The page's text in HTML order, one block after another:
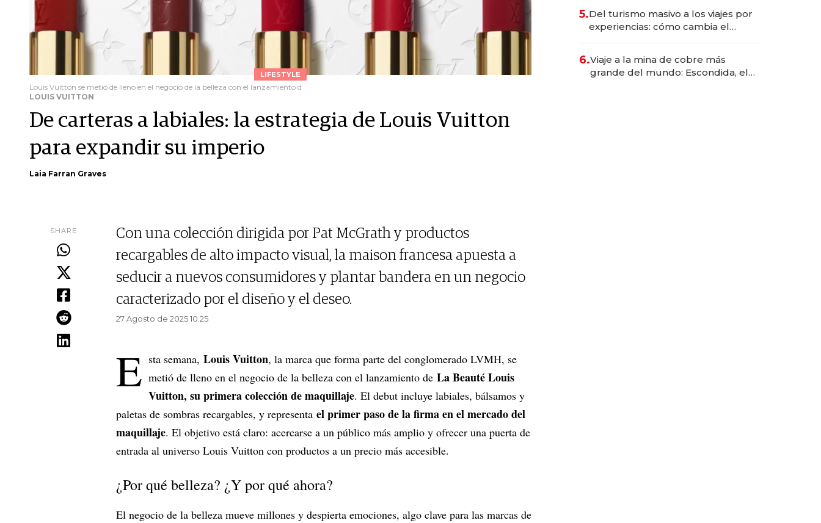
LIFESTYLE
Louis Vuitton se metió de lleno en el negocio de la belleza con el lanzamiento d
LOUIS VUITTON
De carteras a labiales: la estrategia de Louis Vuitton
para expandir su imperio
Laia Farran Graves
SHARE
Con una colección dirigida por Pat McGrath y productos
recargables de alto impacto visual, la maison francesa apuesta a
seducir a nuevos consumidores y plantar bandera en un negocio
caracterizado por el diseño y el deseo.
27 Agosto de 2025 10.25
E sta semana, Louis Vuitton, la marca que forma parte del conglomerado LVMH, se
metió de lleno en el negocio de la belleza con el lanzamiento de La Beauté Louis
Vuitton, su primera colección de maquillaje. El debut incluye labiales, bálsamos y
paletas de sombras recargables, y representa el primer paso de la firma en el mercado del
maquillaje. El objetivo está claro: acercarse a un público más amplio y ofrecer una puerta de
entrada al universo Louis Vuitton con productos a un precio más accesible.
¿Por qué belleza? ¿Y por qué ahora?
El negocio de la belleza mueve millones y despierta emociones, algo clave para las marcas de
transformadoras
5.Del turismo masivo a los viajes por
experiencias: cómo cambia el
6.Viaje a la mina de cobre más
grande del mundo: Escondida, el